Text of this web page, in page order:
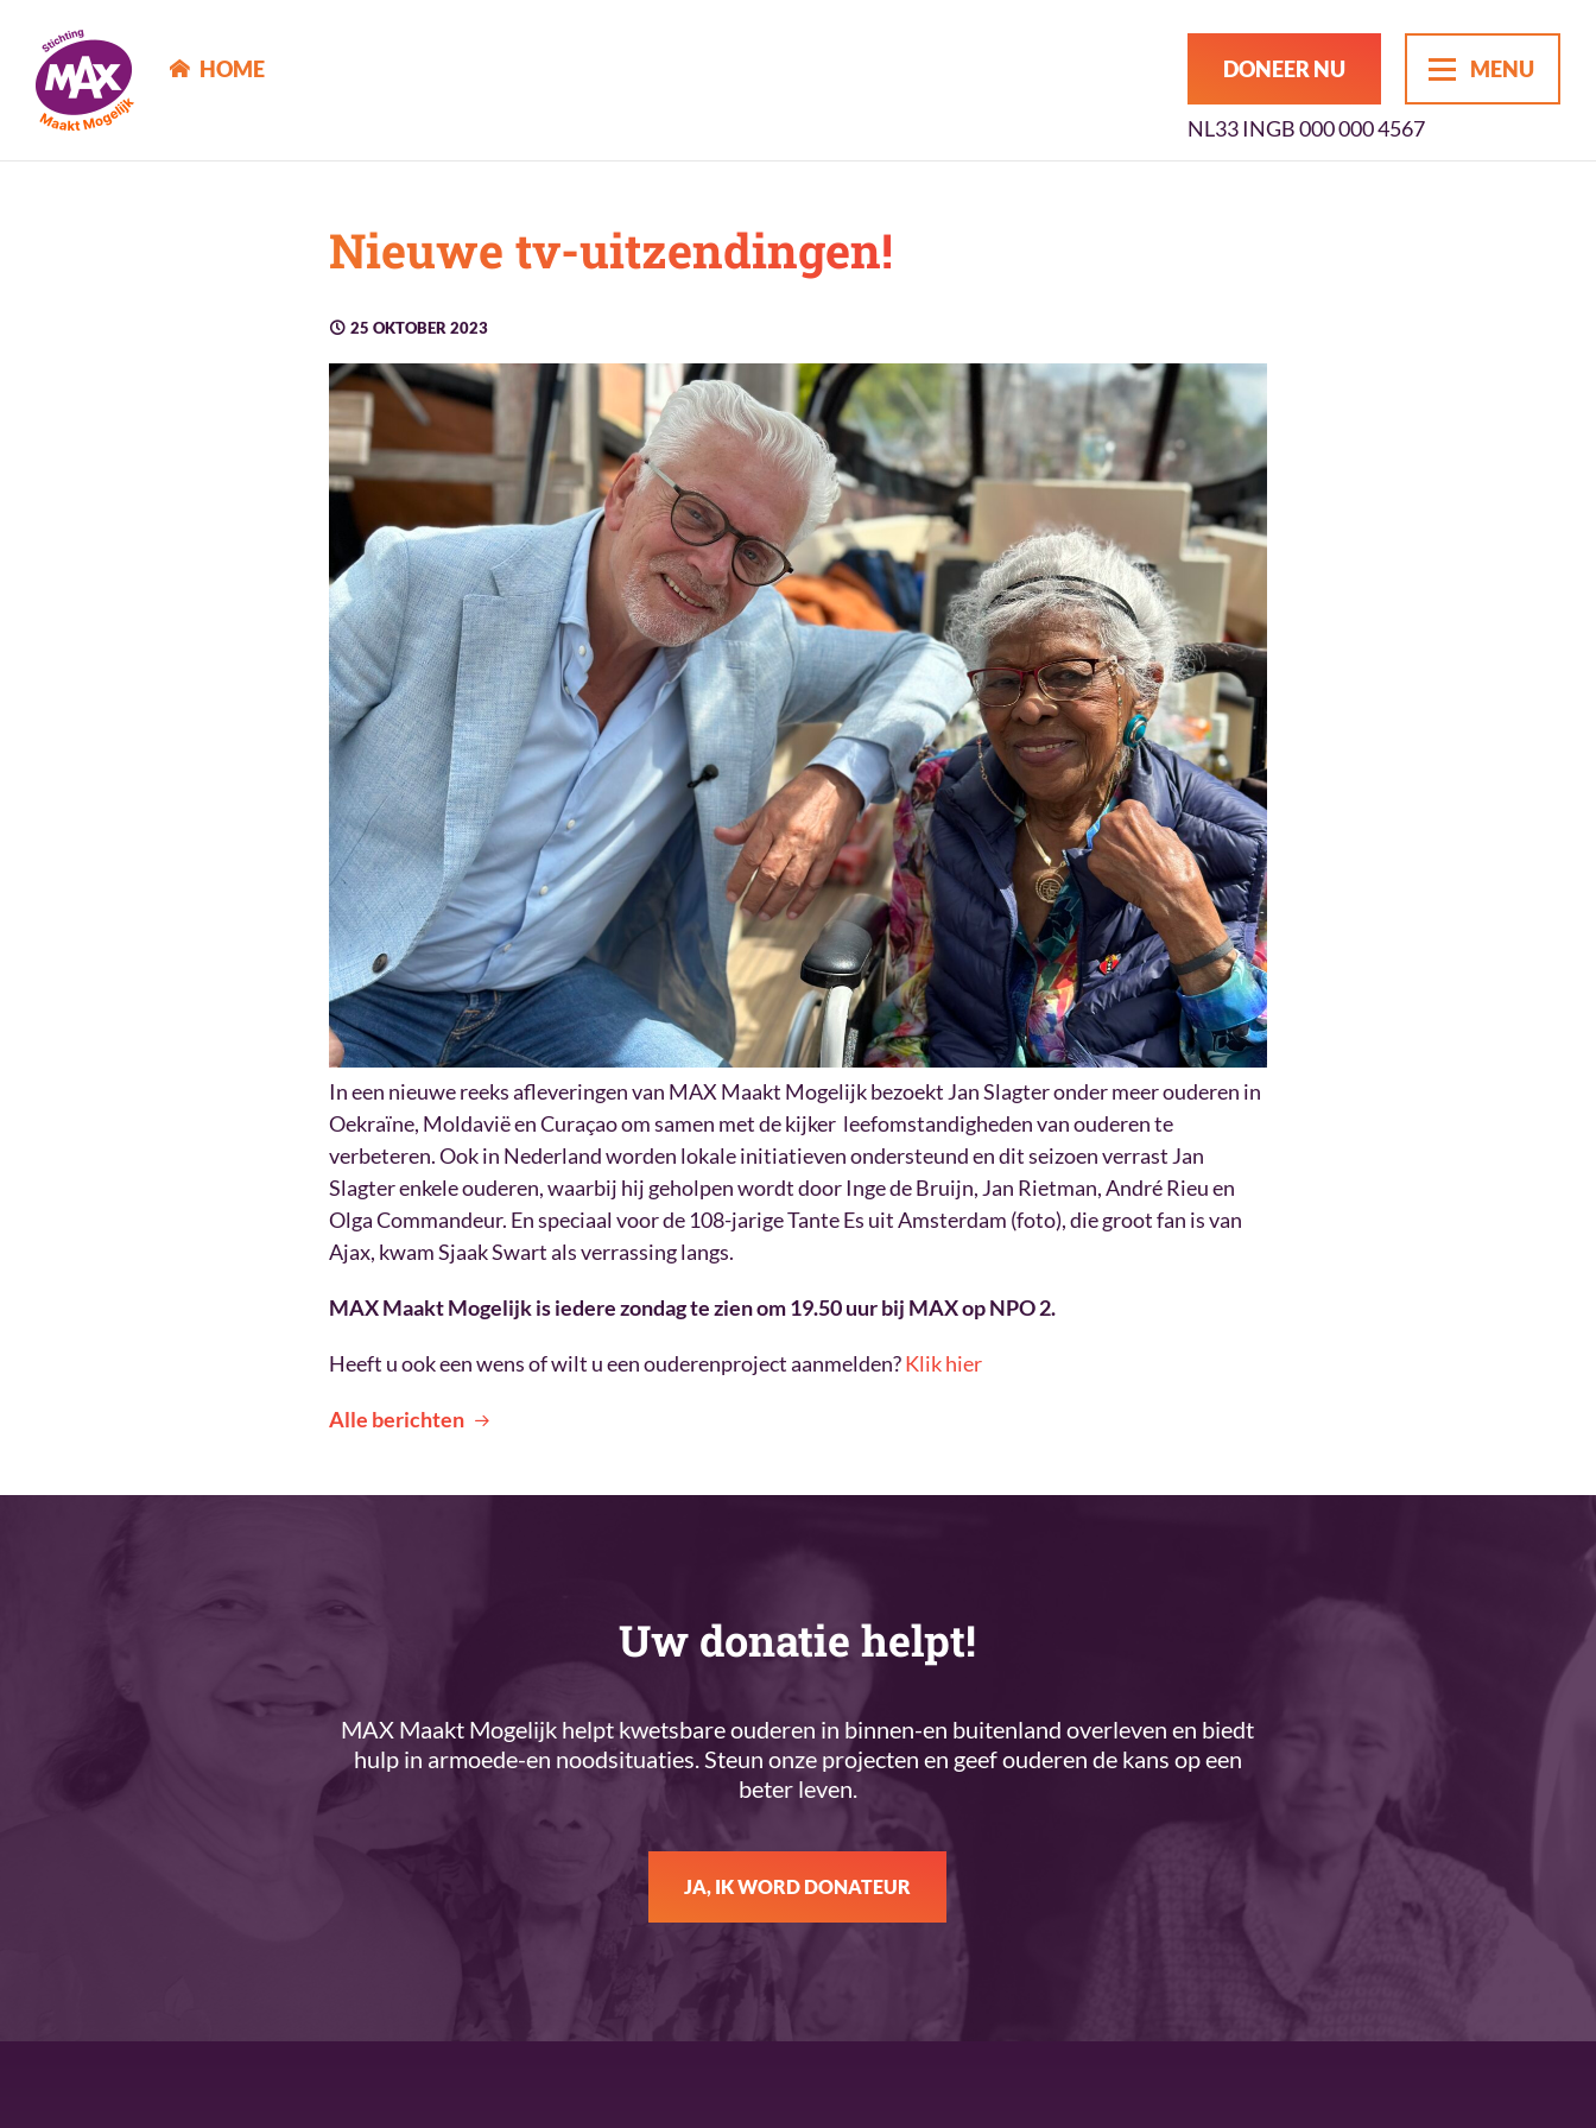
HOME
MENU
DONEER NU
NL33 INGB 000 000 4567
Nieuwe tv-uitzendingen!
25 OKTOBER 2023
In een nieuwe reeks afleveringen van MAX Maakt Mogelijk bezoekt Jan Slagter onder meer ouderen in
Oekraïne, Moldavië en Curaçao om samen met de kijker leefomstandigheden van ouderen te
verbeteren. Ook in Nederland worden lokale initiatieven ondersteund en dit seizoen verrast Jan
Slagter enkele ouderen, waarbij hij geholpen wordt door Inge de Bruijn, Jan Rietman, André Rieu en
Olga Commandeur. En speciaal voor de 108-jarige Tante Es uit Amsterdam (foto), die groot fan is van
Ajax, kwam Sjaak Swart als verrassing langs.
MAX Maakt Mogelijk is iedere zondag te zien om 19.50 uur bij MAX op NPO 2.
Heeft u ook een wens of wilt u een ouderenproject aanmelden?Klik hier
Alle berichten
Uw donatie helpt!
MAX Maakt Mogelijk helpt kwetsbare ouderen in binnen-en buitenland overleven en biedt
hulp in armoede-en noodsituaties. Steun onze projecten en geef ouderen de kans op een
beter leven.
JA, IK WORD DONATEUR